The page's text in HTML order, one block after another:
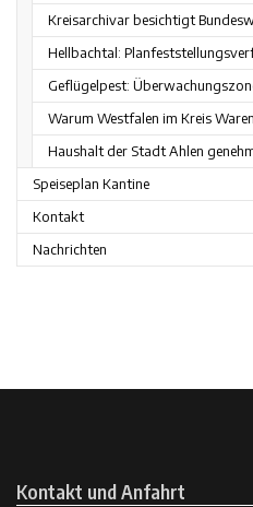
Kreisarchivar besichtigt
Hellbachtal:
Geflügelpest:
Warum Westfalen im Kreis
Haushalt der Stadt Ahlen
Speiseplan Kantine
Kontakt
Nachrichten
Kontakt und Anfahrt